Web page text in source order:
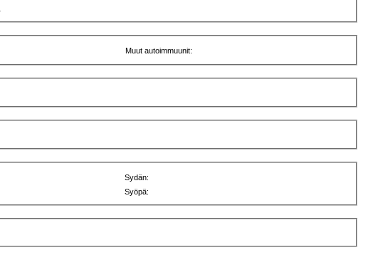
Muut autoimmuunit:
Sydän:
Syöpä: